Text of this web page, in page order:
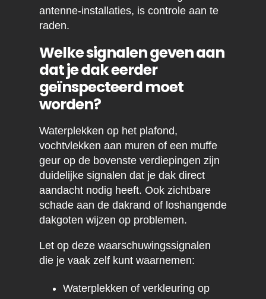
antenne-installaties, is controle aan te
raden.
Welke signalen geven aan
dat je dak eerder
geïnspecteerd moet
worden?
Waterplekken op het plafond,
vochtvlekken aan muren of een muffe
geur op de bovenste verdiepingen zijn
duidelijke signalen dat je dak direct
aandacht nodig heeft. Ook zichtbare
schade aan de dakrand of loshangende
dakgoten wijzen op problemen.
Let op deze waarschuwingssignalen
die je vaak zelf kunt waarnemen:
Waterplekken of verkleuring op